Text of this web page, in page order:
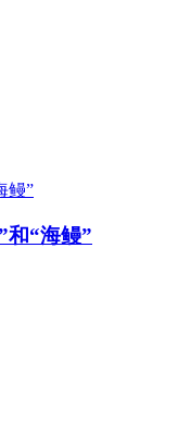
和“海鳗”